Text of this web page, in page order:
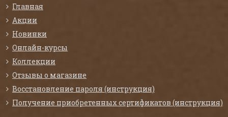
Главная
Акции
Новинки
Онлайн-курсы
Коллекции
Отзывы о магазине
Восстановление пароля (инструкция)
Получение приобретенных сертификатов (инструкция)